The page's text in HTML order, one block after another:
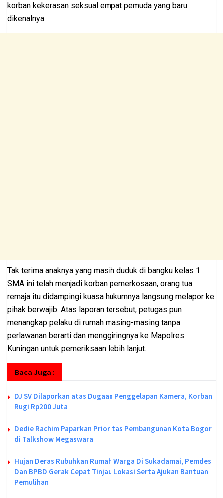
korban kekerasan seksual empat pemuda yang baru
dikenalnya.
Tak terima anaknya yang masih duduk di bangku kelas 1
SMA ini telah menjadi korban pemerkosaan, orang tua
remaja itu didampingi kuasa hukumnya langsung melapor ke
pihak berwajib. Atas laporan tersebut, petugas pun
menangkap pelaku di rumah masing-masing tanpa
perlawanan berarti dan menggiringnya ke Mapolres
Kuningan untuk pemeriksaan lebih lanjut.
Baca Juga :
DJ SV Dilaporkan atas Dugaan Penggelapan Kamera, Korban
Rugi Rp200 Juta
Dedie Rachim Paparkan Prioritas Pembangunan Kota Bogor
di Talkshow Megaswara
Hujan Deras Rubuhkan Rumah Warga Di Sukadamai, Pemdes
Dan BPBD Gerak Cepat Tinjau Lokasi Serta Ajukan Bantuan
Pemulihan